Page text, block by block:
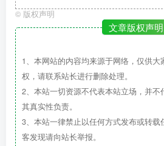
© 版权声明
文章版权声明
1、本网站的内容均来源于网络，仅供
权，请联系站长进行删除处理。
2、本站一切资源不代表本站立场，并
其真实性负责。
3、本站一律禁止以任何方式发布或转
客发现请向站长举报。